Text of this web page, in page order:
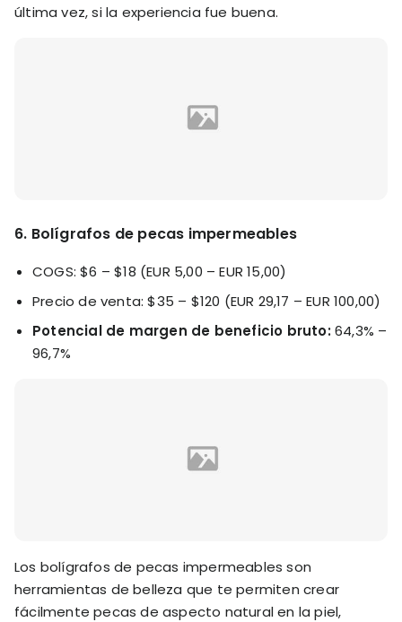
última vez, si la experiencia fue buena.
6. Bolígrafos de pecas impermeables
COGS: $6 – $18 (EUR 5,00 – EUR 15,00)
Precio de venta: $35 – $120 (EUR 29,17 – EUR 100,00)
Potencial de margen de beneficio bruto:64,3% –
96,7%
Los bolígrafos de pecas impermeables son
herramientas de belleza que te permiten crear
fácilmente pecas de aspecto natural en la piel,